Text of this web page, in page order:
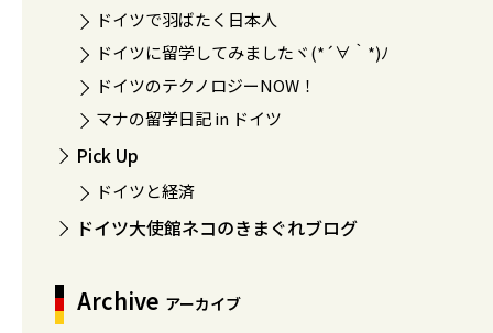
ドイツで羽ばたく日本人
ドイツに留学してみましたヾ(*´∀｀*)ﾉ
ドイツのテクノロジーNOW！
マナの留学日記 in ドイツ
Pick Up
ドイツと経済
ドイツ大使館ネコのきまぐれブログ
Archive アーカイブ